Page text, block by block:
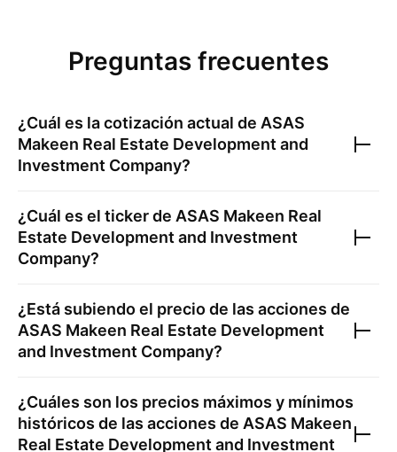
Preguntas frecuentes
¿Cuál es la cotización actual de ASAS
Makeen Real Estate Development and
Investment Company?
¿Cuál es el ticker de ASAS Makeen Real
Estate Development and Investment
Company?
¿Está subiendo el precio de las acciones de
ASAS Makeen Real Estate Development
and Investment Company?
¿Cuáles son los precios máximos y mínimos
históricos de las acciones de ASAS Makeen
Real Estate Development and Investment